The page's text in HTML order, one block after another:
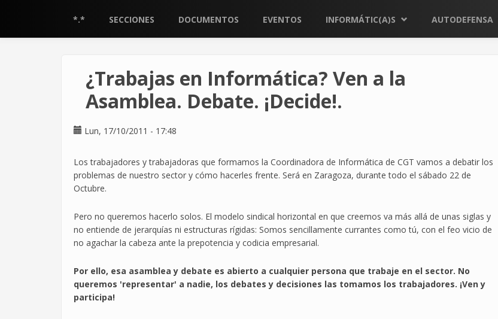
*.* SECCIONES DOCUMENTOS EVENTOS INFORMÁTIC(A)S AUTODEFENSA
¿Trabajas en Informática? Ven a la
Asamblea. Debate. ¡Decide!.
Lun, 17/10/2011 - 17:48
Los trabajadores y trabajadoras que formamos la Coordinadora de Informática de CGT vamos a debatir los
problemas de nuestro sector y cómo hacerles frente. Será en Zaragoza, durante todo el sábado 22 de
Octubre.
Pero no queremos hacerlo solos. El modelo sindical horizontal en que creemos va más allá de unas siglas y
no entiende de jerarquías ni estructuras rígidas: Somos sencillamente currantes como tú, con el feo vicio de
no agachar la cabeza ante la prepotencia y codicia empresarial.
Por ello, esa asamblea y debate es abierto a cualquier persona que trabaje en el sector. No
queremos 'representar' a nadie, los debates y decisiones las tomamos los trabajadores. ¡Ven y
participa!